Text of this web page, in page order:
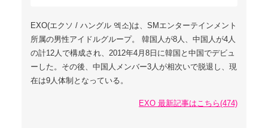
EXO(エクソ / ハングル 엑소)は、SMエンターテインメント
所属の男性アイドルグループ。 韓国人が8人、中国人が4人
の計12人で構成され、2012年4月8日に韓国と中国でデビュ
ーした。その後、中国人メンバー3人が相次いで脱退し、現
在は9人体制となっている。
EXO 最新記事はこちら(474)